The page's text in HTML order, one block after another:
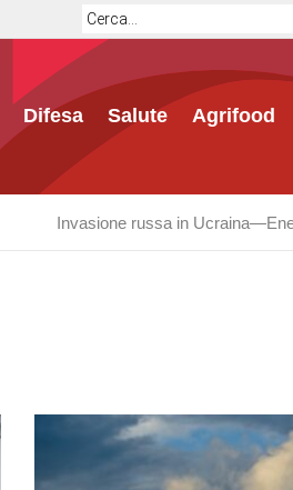
Difesa Salute Agrifood
Invasione russa in Ucraina